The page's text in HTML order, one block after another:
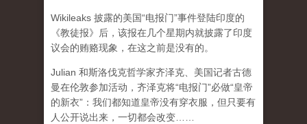
Wikileaks 披露的美国“电报门”事件登陆印度的
《教徒报》后，该报在几个星期内就披露了印度
议会的贿赂现象，在这之前是没有的。
Julian 和斯洛伐克哲学家齐泽克、美国记者古德
曼在伦敦参加活动，齐泽克将“电报门”必做“皇帝
的新衣”：我们都知道皇帝没有穿衣服，但只要有
人公开说出来，一切都会改变……